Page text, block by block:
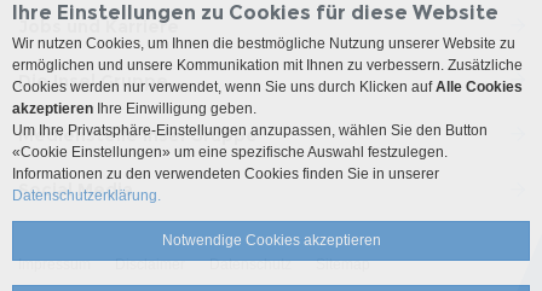
Jobs und Karriere
Die Insel Gruppe
Medienstelle Insel Gruppe
Social Media
Impressum Disclaimer Datenschutz Sitemap
Ihre Einstellungen zu Cookies für diese Website
Wir nutzen Cookies, um Ihnen die bestmögliche Nutzung unserer Website zu
ermöglichen und unsere Kommunikation mit Ihnen zu verbessern. Zusätzliche
Cookies werden nur verwendet, wenn Sie uns durch Klicken aufAlle Cookies
akzeptieren Ihre Einwilligung geben.
Um Ihre Privatsphäre-Einstellungen anzupassen, wählen Sie den Button
«Cookie Einstellungen» um eine spezifische Auswahl festzulegen.
Informationen zu den verwendeten Cookies finden Sie in unserer
Datenschutzerklärung.
Notwendige Cookies akzeptieren